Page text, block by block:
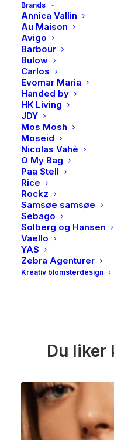
Brands
Annica Vallin
Au Maison
Avigo
Barbour
Bulow
Carlos
Evomar Maria
Handed by
HK Living
JDY
Mos Mosh
Moseid
Nicolas Vahè
O My Bag
Paa Stell
Rice
Rockz
Samsøe samsøe
Sebago
Solberg og Hansen
Vaello
YAS
Zebra Agenturer
Kreativ blomsterdesign
Utsolgt
Produktnummer
Kategorier
Brand
BESKRIVELSE
Ro og balanse
disse øredobbene i
puste, lytte innover og
komplett med
Du liker